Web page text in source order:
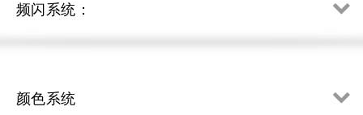
频闪系统：
颜色系统